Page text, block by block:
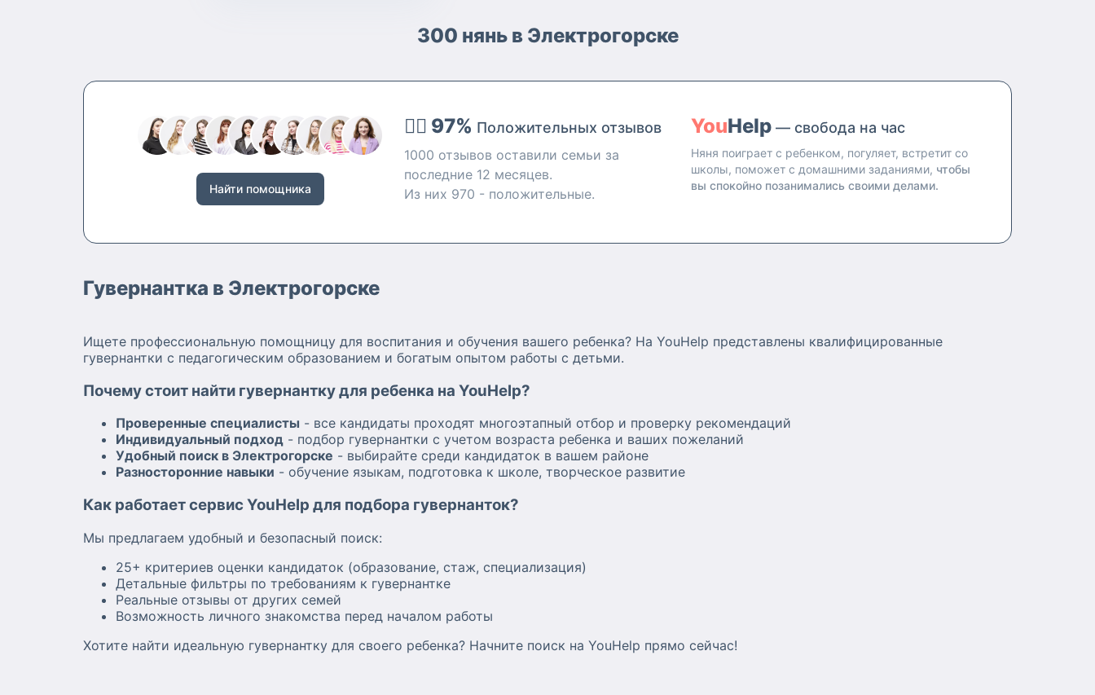
300 нянь в Электрогорске
Найти помощника
👍🏻 97% Положительных отзывов
1000 отзывов оставили семьи за
последние 12 месяцев.
Из них 970 - положительные.
YouHelp — свобода на час
Няня поиграет с ребенком, погуляет, встретит со
школы, поможет с домашними заданиями, чтобы
вы спокойно позанимались своими делами.
Гувернантка в Электрогорске
Ищете профессиональную помощницу для воспитания и обучения вашего ребенка? На YouHelp представлены квалифицированные
гувернантки с педагогическим образованием и богатым опытом работы с детьми.
Почему стоит найти гувернантку для ребенка на YouHelp?
Проверенные специалисты - все кандидаты проходят многоэтапный отбор и проверку рекомендаций
Индивидуальный подход - подбор гувернантки с учетом возраста ребенка и ваших пожеланий
Удобный поиск в Электрогорске - выбирайте среди кандидаток в вашем районе
Разносторонние навыки - обучение языкам, подготовка к школе, творческое развитие
Как работает сервис YouHelp для подбора гувернанток?
Мы предлагаем удобный и безопасный поиск:
25+ критериев оценки кандидаток (образование, стаж, специализация)
Детальные фильтры по требованиям к гувернантке
Реальные отзывы от других семей
Возможность личного знакомства перед началом работы
Хотите найти идеальную гувернантку для своего ребенка? Начните поиск на YouHelp прямо сейчас!